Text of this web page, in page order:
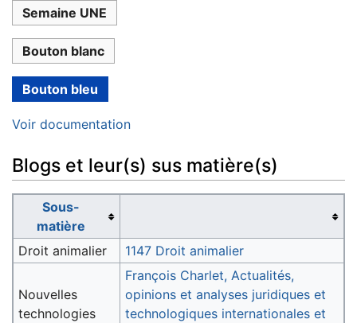
Semaine UNE
Bouton blanc
Bouton bleu
Voir documentation
Blogs et leur(s) sus matière(s)
Sous-
matière
Droit animalier
1147 Droit animalier
Nouvelles
technologies
François Charlet, Actualités,
opinions et analyses juridiques et
technologiques internationales et